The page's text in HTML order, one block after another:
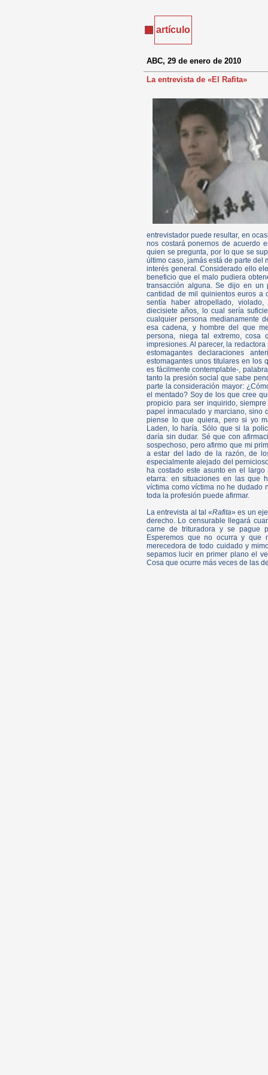
artículo
ABC, 29 de enero de 2010
La entrevista de «El Rafita»
entrevistador puede resultar, en
nos costará ponernos de acuerdo
quien se pregunta, por lo que se
último caso, jamás está de parte del
interés general. Considerado ello
beneficio que el malo pudiera
transacción alguna. Se dijo en
cantidad de mil quinientos euros a
sentía haber atropellado,
diecisiete años, lo cual sería
cualquier persona medianamente
esa cadena, y hombre del que
persona, niega tal extremo, cosa
impresiones. Al parecer, la
estomagantes declaraciones
estomagantes unos titulares en los
es fácilmente contemplable-,
tanto la presión social que sabe
parte la consideración mayor:
el mentado? Soy de los que cree
propicio para ser inquirido,
papel inmaculado y marciano, sino
piense lo que quiera, pero si yo
Laden, lo haría. Sólo que si la
daría sin dudar. Sé que con
sospechoso, pero afirmo que mi
a estar del lado de la razón, de
especialmente alejado del
ha costado este asunto en el
etarra: en situaciones en las que
víctima como víctima no he dudado
toda la profesión puede afirmar.
La entrevista al tal «Rafita» es un
derecho. Lo censurable llegará
carne de trituradora y se pague
Esperemos que no ocurra y que
merecedora de todo cuidado y
sepamos lucir en primer plano el
Cosa que ocurre más veces de las